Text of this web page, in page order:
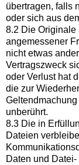
übertragen, falls
oder sich aus
8.2 Die Originale
angemessener
nicht etwas
Vertragszweck
oder Verlust hat
die zur
unberührt.
8.3 Die in
Dateien
Daten und